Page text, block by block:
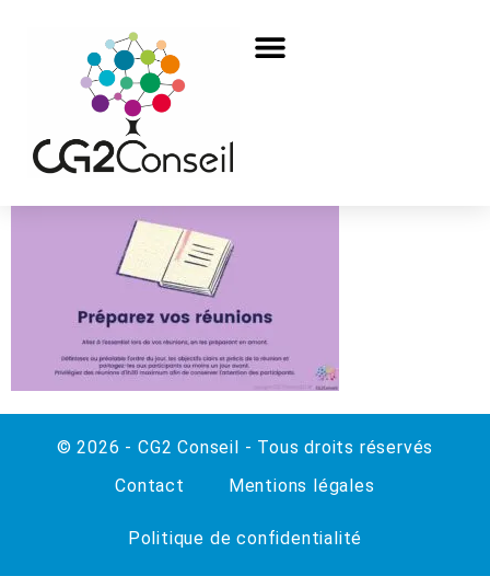
© 2026 - CG2 Conseil - Tous droits réservés
Contact
Mentions légales
Politique de confidentialité